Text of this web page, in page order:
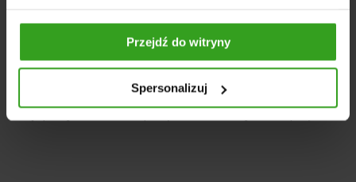
Przejdź do witryny
Spersonalizuj
Wymiary: 122x13x13 cm
Moc nominalna: 47 KM